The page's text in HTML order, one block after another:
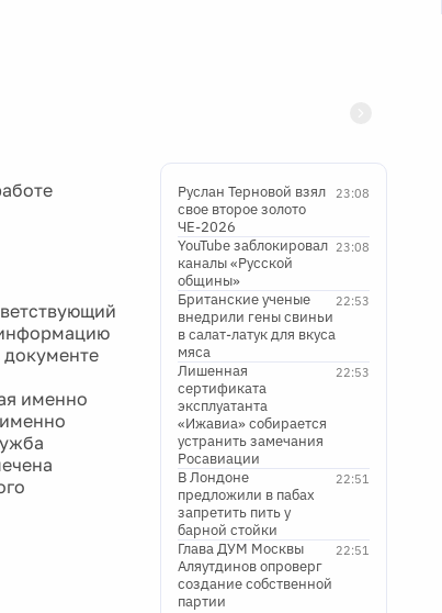
именно
23:08
Руслан Терновой взял
свое второе золото
ЧЕ-2026
23:08
YouTube заблокировал
каналы «Русской
общины»
22:53
Британские ученые
внедрили гены свиньи
в салат-латук для вкуса
мяса
22:53
Лишенная
сертификата
эксплуатанта
«Ижавиа» собирается
устранить замечания
Росавиации
22:51
В Лондоне
предложили в пабах
запретить пить у
барной стойки
22:51
Глава ДУМ Москвы
Аляутдинов опроверг
создание собственной
партии